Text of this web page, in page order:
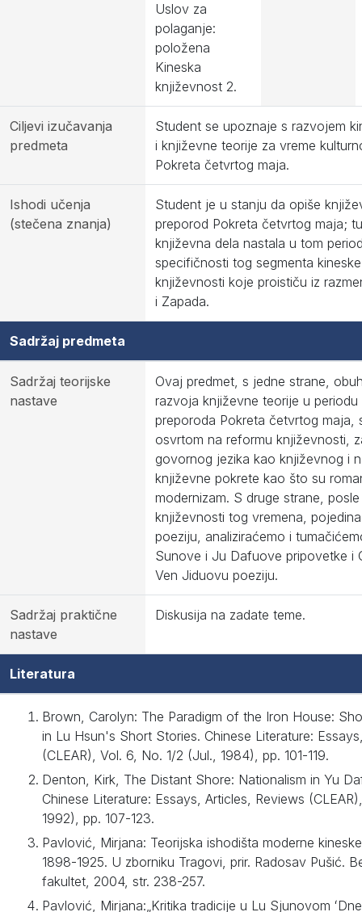
Uslov za
polaganje:
položena
Kineska
književnost 2.
Ciljevi izučavanja
predmeta
Student se upoznaje s razvojem
i književne teorije za vreme
Pokreta četvrtog maja.
Ishodi učenja
(stečena znanja)
Student je u stanju da opiše
preporod Pokreta četvrtog maja;
književna dela nastala u tom
specifičnosti tog segmenta
književnosti koje proističu iz
i Zapada.
Sadržaj predmeta
Sadržaj teorijske
nastave
Ovaj predmet, s jedne strane,
razvoja književne teorije u periodu
preporoda Pokreta četvrtog maja,
osvrtom na reformu književnosti,
govornog jezika kao književnog i
književne pokrete kao što su
modernizam. S druge strane,
književnosti tog vremena,
poeziju, analiziraćemo i
Sunove i Ju Dafuove pripovetke i
Ven Jiduovu poeziju.
Sadržaj praktične
nastave
Diskusija na zadate teme.
Literatura
Brown, Carolyn: The Paradigm of the Iron House:
in Lu Hsun's Short Stories. Chinese Literature:
(CLEAR), Vol. 6, No. 1/2 (Jul., 1984), pp. 101-119.
Denton, Kirk, The Distant Shore: Nationalism in Yu
Chinese Literature: Essays, Articles, Reviews
1992), pp. 107-123.
Pavlović, Mirjana: Teorijska ishodišta moderne
1898-1925. U zborniku Tragovi, prir. Radosav Pušić.
fakultet, 2004, str. 238-257.
Pavlović, Mirjana:„Kritika tradicije u Lu Sjunovom